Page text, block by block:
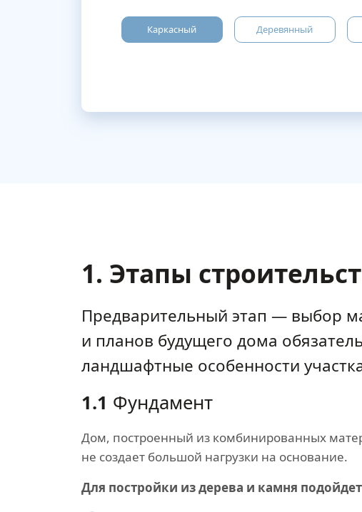
Каркасный Деревянный
1. Этапы
Предварительный этап — выбор
и планов будущего дома
ландшафтные особенности
1.1 Фундамент
Дом, построенный из комбинированных
не создает большой нагрузки на основание.
Для постройки из дерева и камня